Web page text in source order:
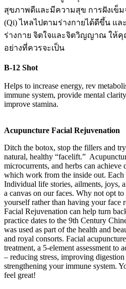
สุขภาพดีและมีความสุข การฝังเข็
(Qi) ไหลไปตามร่างกายได้ดีขึ้น แล
ร่างกาย จิตใจและจิตวิญญาณ ให้
อย่างที่ควรจะเป็น
B-12 Shot
Helps to increase energy, rev
immune system, provide mental
improve stamina.
Acupuncture Facial Rejuvenation
Ditch the botox, stop the fillers and
natural, healthy “facelift.”
microcurrents, and herbs can achieve
which work from the inside out. Each
Individual life stories, ailments, joys,
a canvas on our faces. Why not opt to
yourself rather than having your face
Facial Rejuvenation can help turn
practice dates to the 9th Century
was used as part of the health and
and royal consorts. Facial
treatment, a 5-element assessment to
– reducing stress, improving
strengthening your immune system.
feel great!